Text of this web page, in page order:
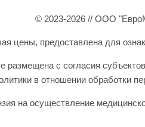
© 2023-2026 // ООО
цены, предоставлена для
размещена с согласия
в отношении обработки
на осуществление